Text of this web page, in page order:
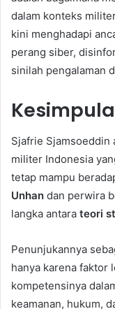
dalam konteks
kini menghadapi
perang siber,
sinilah pengalaman
Sjafrie Sjamsoeddin
militer Indonesia
tetap mampu
Unhan dan perwira
langka antara teori
Penunjukannya
hanya karena faktor
kompetensinya
keamanan, hukum,